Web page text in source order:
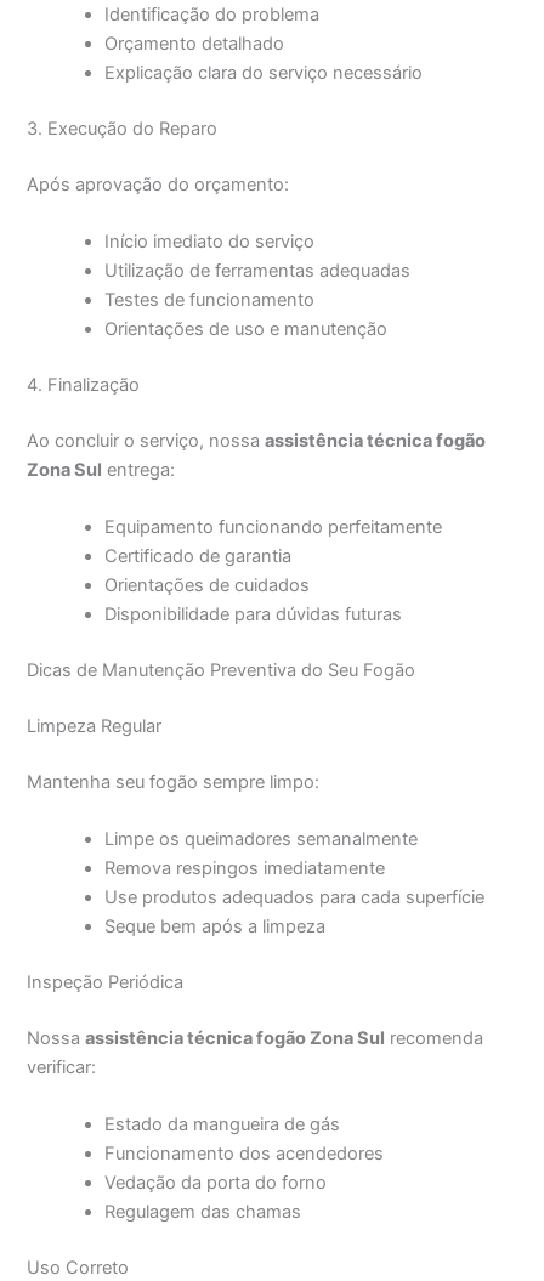
Identificação do problema
Orçamento detalhado
Explicação clara do serviço necessário
3. Execução do Reparo
Após aprovação do orçamento:
Início imediato do serviço
Utilização de ferramentas adequadas
Testes de funcionamento
Orientações de uso e manutenção
4. Finalização
Ao concluir o serviço, nossaassistência técnica fogão
Zona Sul entrega:
Equipamento funcionando perfeitamente
Certificado de garantia
Orientações de cuidados
Disponibilidade para dúvidas futuras
Dicas de Manutenção Preventiva do Seu Fogão
Limpeza Regular
Mantenha seu fogão sempre limpo:
Limpe os queimadores semanalmente
Remova respingos imediatamente
Use produtos adequados para cada superfície
Seque bem após a limpeza
Inspeção Periódica
Nossaassistência técnica fogão Zona Sul recomenda
verificar:
Estado da mangueira de gás
Funcionamento dos acendedores
Vedação da porta do forno
Regulagem das chamas
Uso Correto